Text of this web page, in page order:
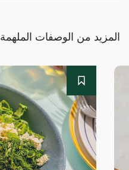
المزيد من الوصفات الملهمة